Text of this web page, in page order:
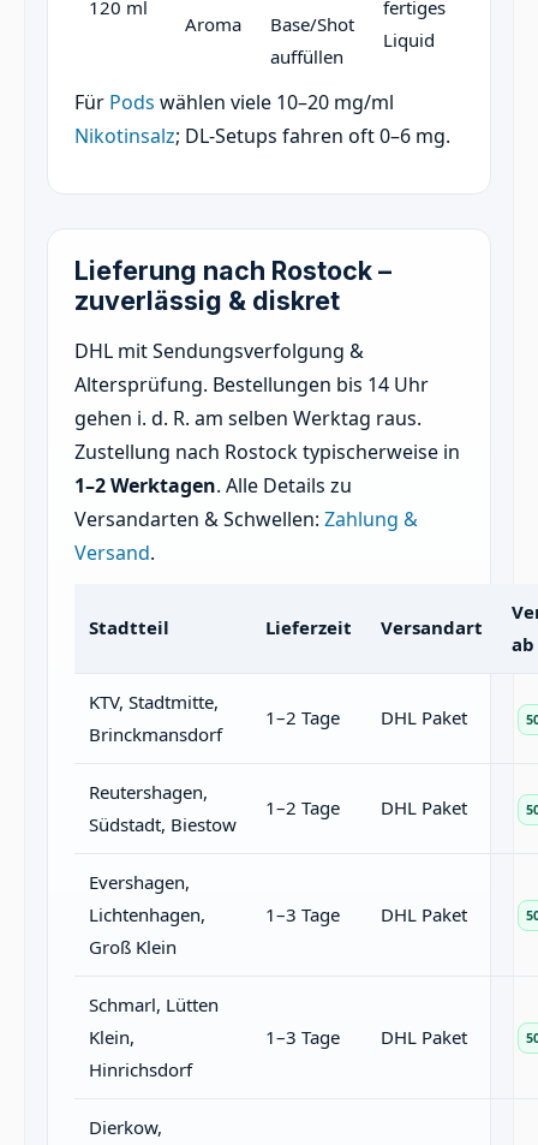
120 ml
Aroma
Base/Shot
auffüllen
fertiges
Liquid
Für Pods wählen viele 10–20 mg/ml
Nikotinsalz; DL-Setups fahren oft 0–6 mg.
Lieferung nach Rostock –
zuverlässig & diskret
DHL mit Sendungsverfolgung &
Altersprüfung. Bestellungen bis 14 Uhr
gehen i. d. R. am selben Werktag raus.
Zustellung nach Rostock typischerweise in
1–2 Werktagen. Alle Details zu
Versandarten & Schwellen: Zahlung &
Versand.
Stadtteil Lieferzeit Versandart
ab
KTV, Stadtmitte,
Brinckmansdorf
1–2 Tage DHL Paket
Reutershagen,
Südstadt, Biestow
1–2 Tage DHL Paket
Evershagen,
Lichtenhagen,
Groß Klein
1–3 Tage DHL Paket
Schmarl, Lütten
Klein,
Hinrichsdorf
1–3 Tage DHL Paket
Dierkow,